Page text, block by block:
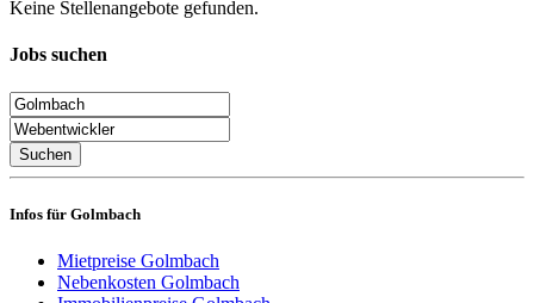
Keine Stellenangebote gefunden.
Jobs suchen
Suchen
Infos für Golmbach
Mietpreise Golmbach
Nebenkosten Golmbach